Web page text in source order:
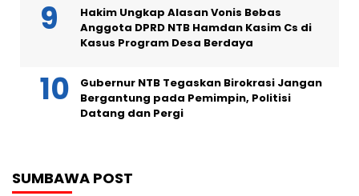
Hakim Ungkap Alasan Vonis Bebas
Anggota DPRD NTB Hamdan Kasim Cs di
Kasus Program Desa Berdaya
Gubernur NTB Tegaskan Birokrasi Jangan
Bergantung pada Pemimpin, Politisi
Datang dan Pergi
SUMBAWA POST